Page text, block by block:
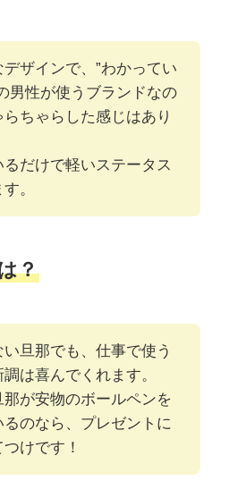
デザインで、”わかってい
男性が使うブランドなの
らちゃらした感じはあり
だけで軽いステータス
。
？
旦那でも、仕事で使う
は喜んでくれます。
那が安物のボールペンを
るのなら、プレゼントに
けです！